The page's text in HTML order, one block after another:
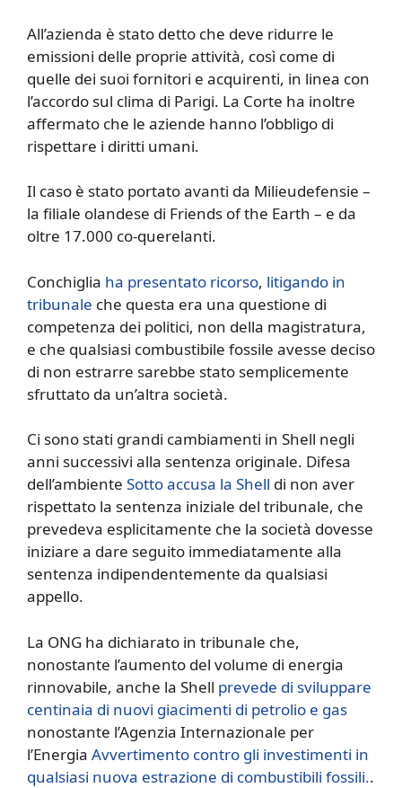
All’azienda è stato detto che deve ridurre le
emissioni delle proprie attività, così come di
quelle dei suoi fornitori e acquirenti, in linea con
l’accordo sul clima di Parigi. La Corte ha inoltre
affermato che le aziende hanno l’obbligo di
rispettare i diritti umani.
Il caso è stato portato avanti da Milieudefensie –
la filiale olandese di Friends of the Earth – e da
oltre 17.000 co-querelanti.
Conchiglia ha presentato ricorso, litigando in
tribunale che questa era una questione di
competenza dei politici, non della magistratura,
e che qualsiasi combustibile fossile avesse deciso
di non estrarre sarebbe stato semplicemente
sfruttato da un’altra società.
Ci sono stati grandi cambiamenti in Shell negli
anni successivi alla sentenza originale. Difesa
dell’ambiente Sotto accusa la Shell di non aver
rispettato la sentenza iniziale del tribunale, che
prevedeva esplicitamente che la società dovesse
iniziare a dare seguito immediatamente alla
sentenza indipendentemente da qualsiasi
appello.
La ONG ha dichiarato in tribunale che,
nonostante l’aumento del volume di energia
rinnovabile, anche la Shell prevede di sviluppare
centinaia di nuovi giacimenti di petrolio e gas
nonostante l’Agenzia Internazionale per
l’Energia Avvertimento contro gli investimenti in
qualsiasi nuova estrazione di combustibili fossili..